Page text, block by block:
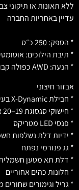
ללא תאונות או תיקוני
עדיין באחריות החברה
* הספק: 250 כ״ס
* תיבת הילוכים: אוטומטית 8
* הנעה: AWD כפולה קבועה
אבזור חיצוני
* חבילת X-Dynamic בעיצוב ספורטיבי
* חישוקי סגסוגת 19–20 אינץ׳ (תלוי שוק וחבילה)
* פנסי LED מטריקס
* ידיות דלת נשלפות
* גג פנורמי נפתח
* דלת תא מטען
* חלונות כהים אחוריים
* גריל וגימורים שחורים